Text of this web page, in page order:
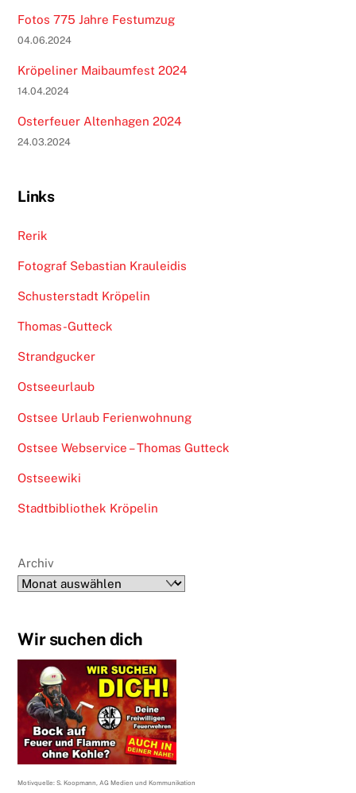
Fotos 775 Jahre Festumzug
04.06.2024
Kröpeliner Maibaumfest 2024
14.04.2024
Osterfeuer Altenhagen 2024
24.03.2024
Links
Rerik
Fotograf Sebastian Krauleidis
Schusterstadt Kröpelin
Thomas-Gutteck
Strandgucker
Ostseeurlaub
Ostsee Urlaub Ferienwohnung
Ostsee Webservice – Thomas Gutteck
Ostseewiki
Stadtbibliothek Kröpelin
Archiv
Wir suchen dich
Motivquelle: S. Koopmann, AG Medien und Kommunikation